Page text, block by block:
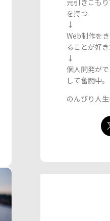
元引きこも
を持つ
↓
Web制作を
ることが好
↓
個人開発が
して奮闘中。
のんびり人生